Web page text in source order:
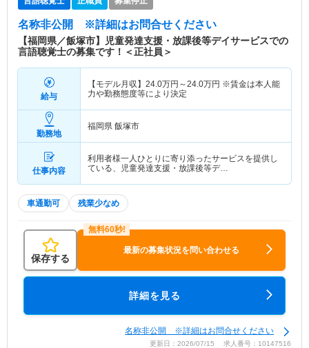
名称非公開 ※詳細はお問合せください
【福岡県／飯塚市】児童発達支援・放課後等デイサービスでの
言語聴覚士の募集です！＜正社員＞
給与
【モデル月収】 24.0万円～24.0万円 ※賃金は本人能
力や勤務態度等により決定
勤務地
福岡県 飯塚市
仕事内容
利用者様一人ひとりに寄り添ったサービスを提供し
ている、児童発達支援・放課後等デ…
車通勤可 残業少なめ
保存する
最新の募集状況を問い合わせる
詳細を見る
名称非公開 ※詳細はお問合せください
更新日：2026/07/15 求人番号：10147516